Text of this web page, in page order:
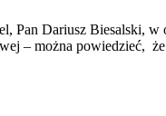
Pan Dariusz Biesalski, w
– można powiedzieć,